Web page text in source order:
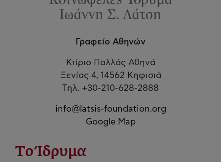
Γραφείο Αθηνών
Κτίριο Παλλάς Αθηνά
Ξενίας 4, 14562 Κηφισιά
Τηλ. +30-210-628-2888
info@latsis-foundation.org
Google Map
Το Ίδρυμα